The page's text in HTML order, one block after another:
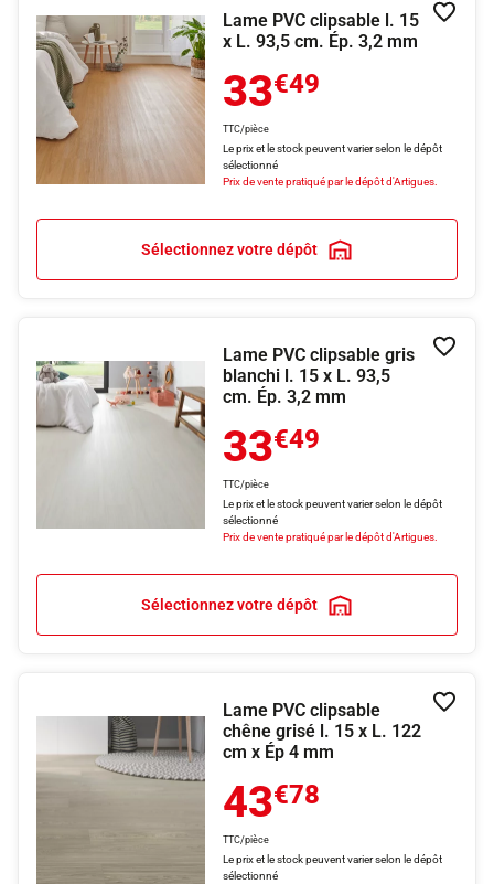
Lame PVC clipsable l. 15
x L. 93,5 cm. Ép. 3,2 mm
33€49
TTC/pièce
Le prix et le stock peuvent varier selon le dépôt
sélectionné
Prix de vente pratiqué par le dépôt d'Artigues.
Sélectionnez votre dépôt
Lame PVC clipsable gris
blanchi l. 15 x L. 93,5
cm. Ép. 3,2 mm
33€49
TTC/pièce
Le prix et le stock peuvent varier selon le dépôt
sélectionné
Prix de vente pratiqué par le dépôt d'Artigues.
Sélectionnez votre dépôt
Lame PVC clipsable
chêne grisé l. 15 x L. 122
cm x Ép 4 mm
43€78
TTC/pièce
Le prix et le stock peuvent varier selon le dépôt
sélectionné